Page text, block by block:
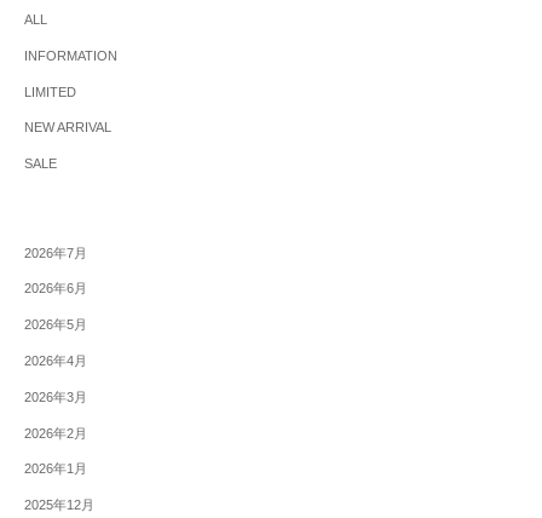
ALL
INFORMATION
LIMITED
NEW ARRIVAL
SALE
2026年7月
2026年6月
2026年5月
2026年4月
2026年3月
2026年2月
2026年1月
2025年12月